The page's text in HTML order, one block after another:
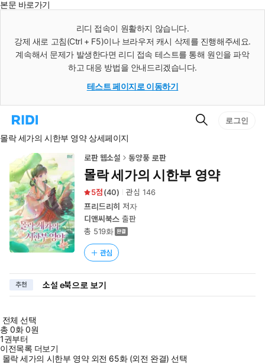
본문 바로가기
리디 접속이 원활하지 않습니다.
강제 새로 고침(Ctrl + F5)이나 브라우저 캐시 삭제를 진행해주세요.
계속해서 문제가 발생한다면 리디 접속 테스트를 통해 원인을 파악
하고 대응 방법을 안내드리겠습니다.
테스트 페이지로 이동하기
리
홈
로
이
동
검
로그인
몰락 세가의 시한부 영약 상세페이지
로판 웹소설 동양풍 로판
몰락 세가의 시한부 영약
5 (40) 관심 146
프리드리히 저자
디앤씨북스 출판
총 519화
관심
추천 소설 e북으로 보기
전체 선택
총0화0원
1권부터
이전목록 더보기
몰락 세가의 시한부 영약 외전 65화 (외전 완결) 선택